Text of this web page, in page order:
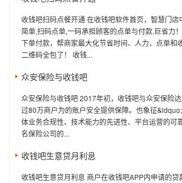
收钱吧扫码点餐开通 在收钱吧软件首页，智慧门店
简单,扫码点单,一码承担顾客的点单与付款.巨省力
下单付款，帮商家最大化节省时间、人力，点单和
二维码全包了！ 收钱...
众安保险与收钱吧
众安保险与收钱吧 2017年初，收钱吧与众安保险
过80万商户为的账户安全提供保障。也象征
体业务合规性、技术能力的先进性、平台运营的可
名保险公司的...
收钱吧生意贷月利息
收钱吧生意贷月利息 商户在收钱吧APP内申请的贷